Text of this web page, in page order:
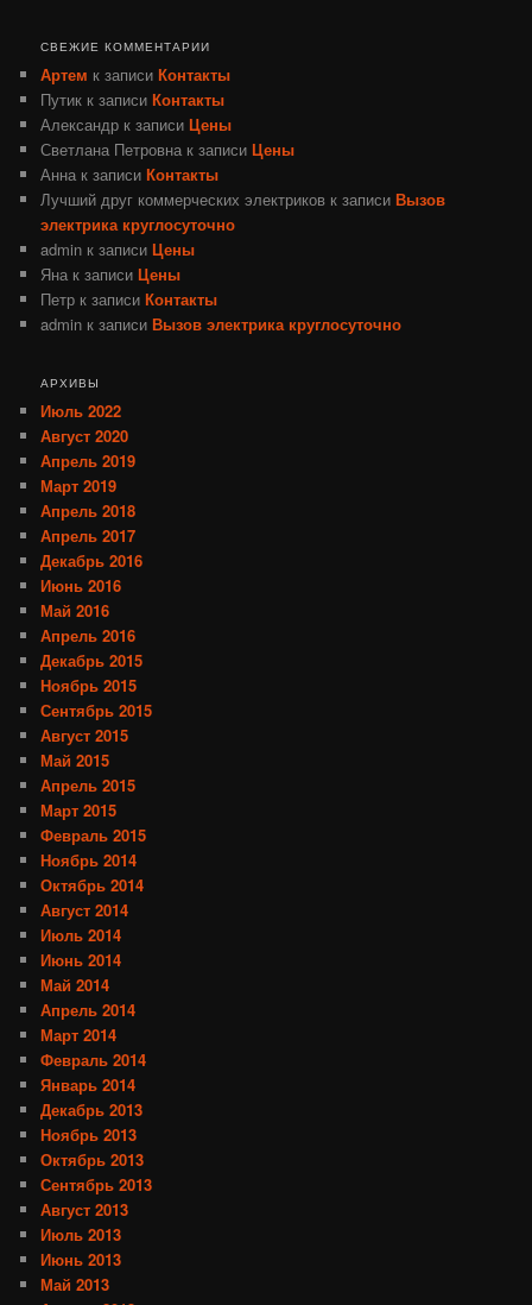
СВЕЖИЕ КОММЕНТАРИИ
Артем к записиКонтакты
Путик к записиКонтакты
Александр к записиЦены
Светлана Петровна к записиЦены
Анна к записиКонтакты
Лучший друг коммерческих электриков к записиВызов
электрика круглосуточно
admin к записиЦены
Яна к записиЦены
Петр к записиКонтакты
admin к записиВызов электрика круглосуточно
АРХИВЫ
Июль 2022
Август 2020
Апрель 2019
Март 2019
Апрель 2018
Апрель 2017
Декабрь 2016
Июнь 2016
Май 2016
Апрель 2016
Декабрь 2015
Ноябрь 2015
Сентябрь 2015
Август 2015
Май 2015
Апрель 2015
Март 2015
Февраль 2015
Ноябрь 2014
Октябрь 2014
Август 2014
Июль 2014
Июнь 2014
Май 2014
Апрель 2014
Март 2014
Февраль 2014
Январь 2014
Декабрь 2013
Ноябрь 2013
Октябрь 2013
Сентябрь 2013
Август 2013
Июль 2013
Июнь 2013
Май 2013